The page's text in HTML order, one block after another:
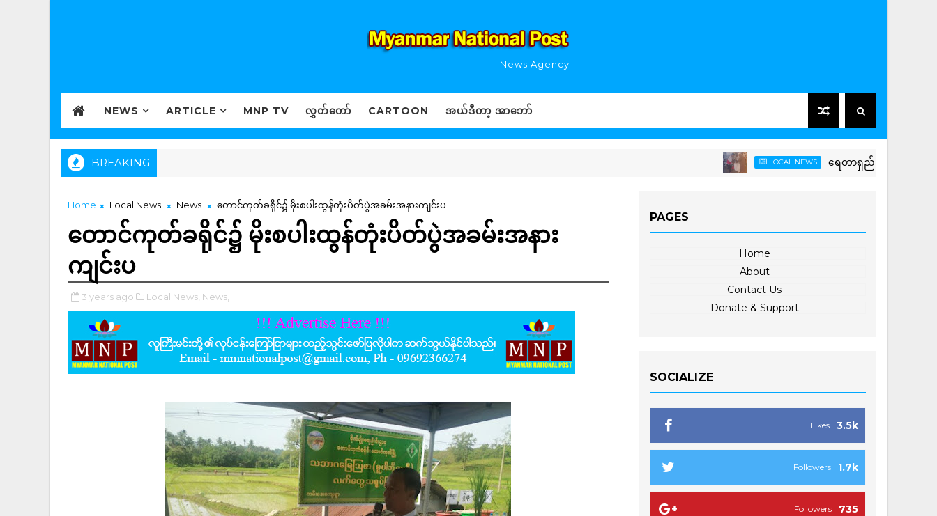
News Agency
NEWS ARTICLE MNP TV လွှတ်တော် CARTOON အယ်ဒီတာ့ အာဘော်
BREAKING LOCAL NEWS ရေတာရှည်မြို့နယ်တွင် ကြက်ခြေနီအသ
Home Local News News တောင်ကုတ်ခရိုင်၌ မိုးစပါးထွန်တုံးပိတ်ပွဲအခမ်းအနားကျင်းပ
တောင်ကုတ်ခရိုင်၌ မိုးစပါးထွန်တုံးပိတ်ပွဲအခမ်းအနား
ကျင်းပ
3 years ago Local News, News,
PAGES
Home
About
Contact Us
Donate & Support
SOCIALIZE
3.5k
Likes
1.7k
Followers
735
Followers